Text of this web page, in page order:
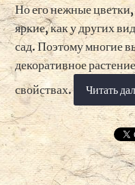
Но его нежные
яркие, как у других
сад. Поэтому многие
декоративное
свойствах.
Читать